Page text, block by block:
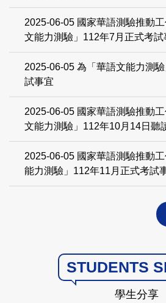
2025-06-05 國家華語測驗推動
文能力測驗」112年7月正式考試
2025-06-05 為「華語文能力測
試事宜
2025-06-05 國家華語測驗推動
文能力測驗」112年10月14日聽
2025-06-05 國家華語測驗推動
能力測驗」112年11月正式考試
STUDENTS
學生分享